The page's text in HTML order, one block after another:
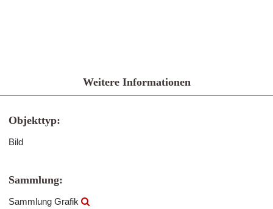
Weitere Informationen
Objekttyp:
Bild
Sammlung:
Sammlung Grafik